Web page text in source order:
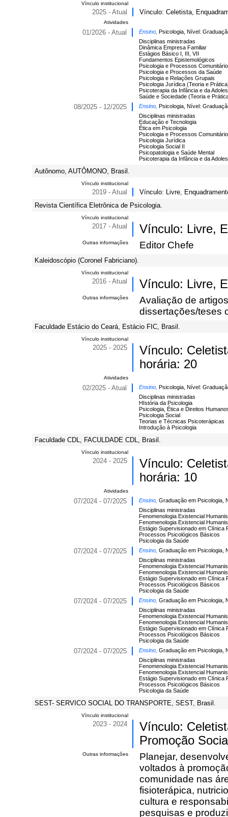
Vínculo institucional
2025 - Atual Vínculo: Celetista,
Atividades
01/2026 - Atual Ensino, Psicologia, Nível:
Disciplinas ministradas
Dinâmica Empresa Familiar
Estágios Básico I, III, VII
Fundamentos Epistemológicos
Psicologia e Processos
Psicologia e Processos da Saúde
Psicologia e Relações Grupais
Psicologia Jurídica (Teoria e
Psicoterapia da Infância e da
Saúde e Sociedade (Teoria e
08/2025 - 12/2025 Ensino, Psicologia, Nível:
Disciplinas ministradas
Educação e Tecnologia
Ética em Psicologia
Psicologia e Processos
Psicologia Jurídica
Psicologia Social II
Psicopatologia e Saúde Mental
Psicoterapia da Infância e da
Autônomo, AUTÔMONO, Brasil.
Vínculo institucional
2019 - Atual
Vínculo: Livre,
Revista Científica Eletrônica de Psicologia.
Vínculo institucional
2017 - Atual Vínculo: Livre,
Outras informações Editor Chefe
Kaleidoscópio (Coronel Fabriciano).
Vínculo institucional
2016 - Atual Vínculo: Livre,
Outras informações
Avaliação de
dissertações/teses
Faculdade Estácio do Ceará, Estácio FIC, Brasil.
Vínculo institucional
2025 - 2025
Vínculo:
horária: 20
Atividades
02/2025 - Atual Ensino, Psicologia, Nível:
Disciplinas ministradas
HIstória da Psicologia
Psicologia, Ética e Direitos
Psicologia Social
Teorias e Técnicas Psicoterápicas
Introdução à Psicologia
Faculdade CDL, FACULDADE CDL, Brasil.
Vínculo institucional
2024 - 2025
Vínculo:
horária: 10
Atividades
07/2024 - 07/2025 Ensino, Graduação em Psicologia,
Disciplinas ministradas
Fenomenologia Existencial
Fenomenologia Existencial
Estágio Supervisionado em Clínica
Processos Psicológicos Básicos
Psicologia da Saúde
07/2024 - 07/2025 Ensino, Graduação em Psicologia,
Disciplinas ministradas
Fenomenologia Existencial
Fenomenologia Existencial
Estágio Supervisionado em Clínica
Processos Psicológicos Básicos
Psicologia da Saúde
07/2024 - 07/2025 Ensino, Graduação em Psicologia,
Disciplinas ministradas
Fenomenologia Existencial
Fenomenologia Existencial
Estágio Supervisionado em Clínica
Processos Psicológicos Básicos
Psicologia da Saúde
07/2024 - 07/2025 Ensino, Graduação em Psicologia,
Disciplinas ministradas
Fenomenologia Existencial
Fenomenologia Existencial
Estágio Supervisionado em Clínica
Processos Psicológicos Básicos
Psicologia da Saúde
SEST- SERVICO SOCIAL DO TRANSPORTE, SEST, Brasil.
Vínculo institucional
2023 - 2024
Vínculo:
Promoção
Outras informações
Planejar,
voltados à
comunidade nas
fisioterápica,
cultura e
pesquisas e